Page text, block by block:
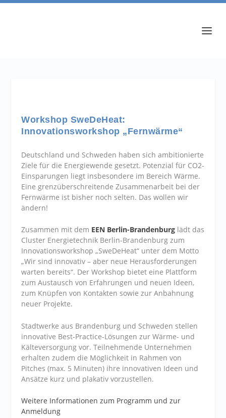
Workshop SweDeHeat:
Innovationsworkshop „Fernwärme“
Deutschland und Schweden haben sich ambitionierte
Ziele für die Energiewende gesetzt. Potenzial für CO2-
Einsparungen liegt insbesondere im Bereich Wärme.
Eine grenzüberschreitende Zusammenarbeit bei der
Fernwärme ist bisher noch selten. Das wollen wir
ändern!
Zusammen mit dem EEN Berlin-Brandenburg lädt das
Cluster Energietechnik Berlin-Brandenburg zum
Innovationsworkshop „SweDeHeat“ unter dem Motto
„Wir sind innovativ – aber neue Herausforderungen
warten bereits“. Der Workshop bietet eine Plattform
zum Austausch von Erfahrungen und neuen Ideen,
zum Knüpfen von Kontakten sowie zur Anbahnung
neuer Projekte.
Stadtwerke aus Brandenburg und Schweden stellen
innovative Best-Practice-Lösungen zur Wärme- und
Kälteversorgung vor. Teilnehmende Unternehmen
erhalten zudem die Möglichkeit in Rahmen von
Pitches (max. 5 Minuten) ihre innovativen Ideen und
Ansätze kurz und plakativ vorzustellen.
Weitere Informationen zum Programm und zur
Anmeldung